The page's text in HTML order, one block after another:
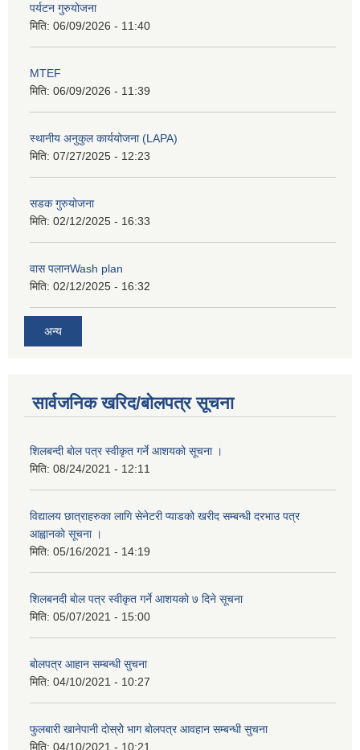
पर्यटन गुरुयोजना
मिति: 06/09/2026 - 11:40
MTEF
मिति: 06/09/2026 - 11:39
स्थानीय अनुकुल कार्ययोजना (LAPA)
मिति: 07/27/2025 - 12:23
सडक गुरुयोजना
मिति: 02/12/2025 - 16:33
वास पलानWash plan
मिति: 02/12/2025 - 16:32
अन्य
सार्वजनिक खरिद/बोलपत्र सूचना
शिलबन्दी बाेल पत्र स्वीकृत गर्ने आशयको सूचना ।
मिति: 08/24/2021 - 12:11
विद्यालय छात्राहरुका लागि सेनेटरी प्याडको खरीद सम्बन्धी दरभाउ पत्र
आह्वानकाे सूचना ।
मिति: 05/16/2021 - 14:19
शिलबनदी बाेल पत्र स्वीकृत गर्ने आशयकाे ७ दिने सूचना
मिति: 05/07/2021 - 15:00
बाेलपत्र आहान सम्बन्धी सुचना
मिति: 04/10/2021 - 10:27
फुलबारी खानेपानी दाेस्राेे भाग बाेलपत्र आवहान सम्बन्धी सुचना
मिति: 04/10/2021 - 10:21